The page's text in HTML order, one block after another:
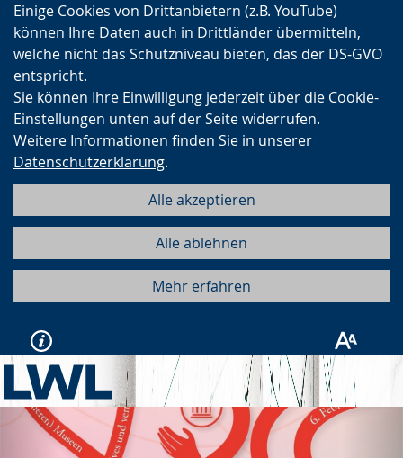
Einige Cookies von Drittanbietern (z.B. YouTube)
können Ihre Daten auch in Drittländer übermitteln,
welche nicht das Schutzniveau bieten, das der DS-GVO
entspricht.
Sie können Ihre Einwilligung jederzeit über die Cookie-
Einstellungen unten auf der Seite widerrufen.
Weitere Informationen finden Sie in unserer
Datenschutzerklärung.
Alle akzeptieren
Alle ablehnen
Mehr erfahren
Vorherige